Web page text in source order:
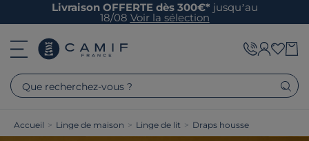
Livraison OFFERTE dès 300€* jusqu’au
18/08 Voir la sélection
Que recherchez-vous ?
Accueil > Linge de maison > Linge de lit > Draps housse